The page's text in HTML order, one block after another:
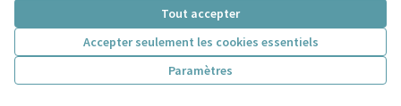
Tout accepter
Accepter seulement les cookies essentiels
Paramètres